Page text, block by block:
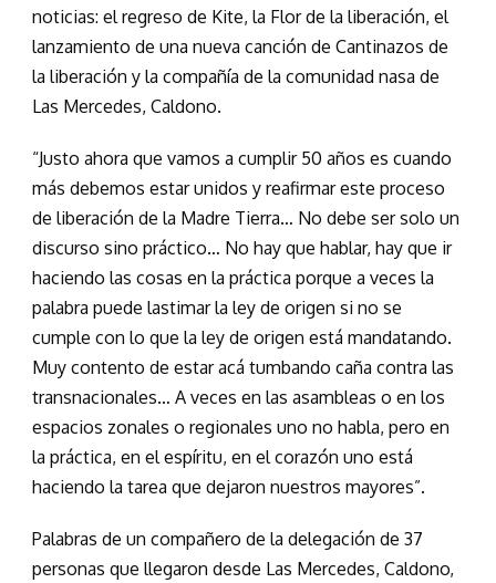
noticias: el regreso de Kite, la Flor de la liberación, el
lanzamiento de una nueva canción de Cantinazos de
la liberación y la compañía de la comunidad nasa de
Las Mercedes, Caldono.
“Justo ahora que vamos a cumplir 50 años es cuando
más debemos estar unidos y reafirmar este proceso
de liberación de la Madre Tierra… No debe ser solo un
discurso sino práctico… No hay que hablar, hay que ir
haciendo las cosas en la práctica porque a veces la
palabra puede lastimar la ley de origen si no se
cumple con lo que la ley de origen está mandatando.
Muy contento de estar acá tumbando caña contra las
transnacionales… A veces en las asambleas o en los
espacios zonales o regionales uno no habla, pero en
la práctica, en el espíritu, en el corazón uno está
haciendo la tarea que dejaron nuestros mayores”.
Palabras de un compañero de la delegación de 37
personas que llegaron desde Las Mercedes, Caldono,